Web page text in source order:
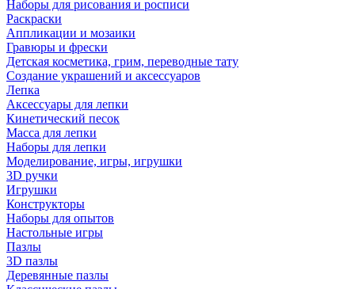
Наборы для рисования и росписи
Раскраски
Аппликации и мозаики
Гравюры и фрески
Детская косметика, грим, переводные тату
Создание украшений и аксессуаров
Лепка
Аксессуары для лепки
Кинетический песок
Масса для лепки
Наборы для лепки
Моделирование, игры, игрушки
3D ручки
Игрушки
Конструкторы
Наборы для опытов
Настольные игры
Пазлы
3D пазлы
Деревянные пазлы